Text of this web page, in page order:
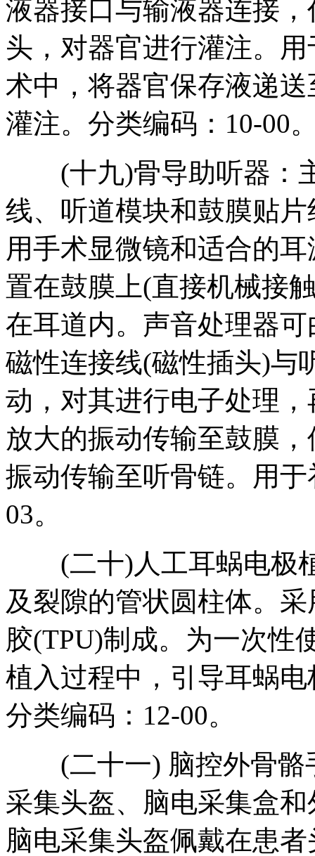
液器接口与输液器连接
头，对器官进行灌注。
术中，将器官保存液递
灌注。分类编码：10-00
(十九)骨导助听器：
线、听道模块和鼓膜贴
用手术显微镜和适合的
置在鼓膜上(直接机械接
在耳道内。声音处理器
磁性连接线(磁性插头)与
动，对其进行电子处理
放大的振动传输至鼓膜
振动传输至听骨链。用
03。
(二十)人工耳蜗电极
及裂隙的管状圆柱体。
胶(TPU)制成。为一次性
植入过程中，引导耳蜗
分类编码：12-00。
(二十一) 脑控外骨骼
采集头盔、脑电采集盒
脑电采集头盔佩戴在患